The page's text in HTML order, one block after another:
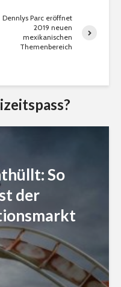
Dennlys Parc eröffnet
2019 neuen
mexikanischen
Themenbereich
So
der